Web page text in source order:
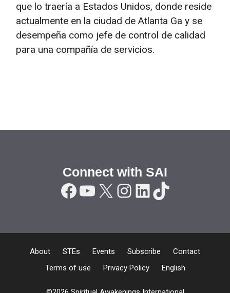
que lo traería a Estados Unidos, donde reside
actualmente en la ciudad de Atlanta Ga y se
desempeña como jefe de control de calidad
para una compañía de servicios.
Connect with SAI
Facebook
YouTube
X Instagram
LinkedIn
TikTok
About STEs Events Subscribe
Contact
Terms of use
Privacy Policy English